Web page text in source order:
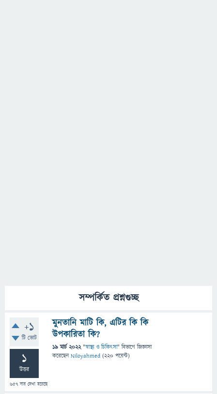
সম্পর্কিত প্রশ্নগুচ্ছ
+1
টি ভোট
1
উত্তর
657 বার দেখা হয়েছে
মুনতানি মাটি কি, এটির কি কি
উপকারিতা কি?
19 মার্চ 2022 "স্বাস্থ্য ও চিকিৎসা" বিভাগে জিজ্ঞাসা
করেছেনNiloyahmed (220 পয়েন্ট)